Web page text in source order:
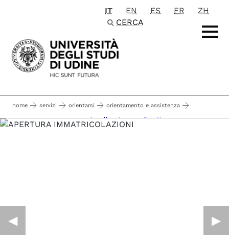
Passa al contenuto principale
IT EN ES FR
ZH
CERCA
home servizi orientarsi orientamento e assistenza
servizi per studenti iscritti colloqui personalizzati
◀︎ ▶︎